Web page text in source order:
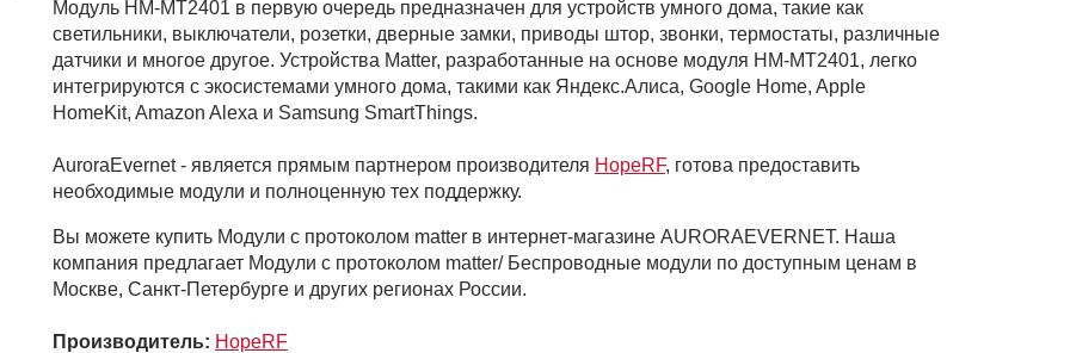
Модуль HM-MT2401 в первую очередь предназначен для устройств умного дома, такие как
светильники, выключатели, розетки, дверные замки, приводы штор, звонки, термостаты, различные
датчики и многое другое. Устройства Matter, разработанные на основе модуля HM-MT2401, легко
интегрируются с экосистемами умного дома, такими как Яндекс.Алиса, Google Home, Apple
HomeKit, Amazon Alexa и Samsung SmartThings.
AuroraEvernet - является прямым партнером производителя HopeRF, готова предоставить
необходимые модули и полноценную тех поддержку.
Вы можете купить Модули с протоколом matter в интернет-магазине AURORAEVERNET. Наша
компания предлагает Модули с протоколом matter/ Беспроводные модули по доступным ценам в
Москве, Санкт-Петербурге и других регионах России.
Производитель: HopeRF